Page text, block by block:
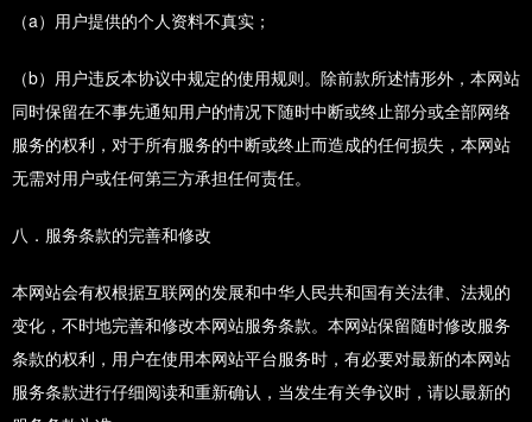
（a）用户提供的个人资料不真实；
（b）用户违反本协议中规定的使用规则。除前款所述情形外，本网站
同时保留在不事先通知用户的情况下随时中断或终止部分或全部网络
服务的权利，对于所有服务的中断或终止而造成的任何损失，本网站
无需对用户或任何第三方承担任何责任。
八．服务条款的完善和修改
本网站会有权根据互联网的发展和中华人民共和国有关法律、法规的
变化，不时地完善和修改本网站服务条款。本网站保留随时修改服务
条款的权利，用户在使用本网站平台服务时，有必要对最新的本网站
服务条款进行仔细阅读和重新确认，当发生有关争议时，请以最新的